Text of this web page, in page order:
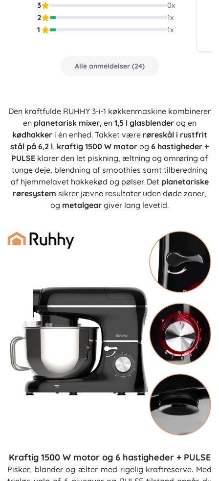
3
0x
2
1x
1
1x
Alle anmeldelser(24)
Den kraftfulde RUHHY 3-i-1 køkkenmaskine kombinerer
en planetarisk mixer, en 1,5 l glasblenderog en
kødhakkeri én enhed. Takket være røreskål i rustfrit
stål på 6,2 l, kraftig 1500 W motor og 6 hastigheder +
PULSE klarer den let piskning, æltning og omrøring af
tunge deje, blendning af smoothies samt tilberedning
af hjemmelavet hakkekød og pølser. Det planetariske
røresystem sikrer jævne resultater uden døde zoner,
og metalgear giver lang levetid.
Kraftig 1500 W motor og 6 hastigheder + PULSE
Pisker, blander og ælter med rigelig kraftreserve. Med